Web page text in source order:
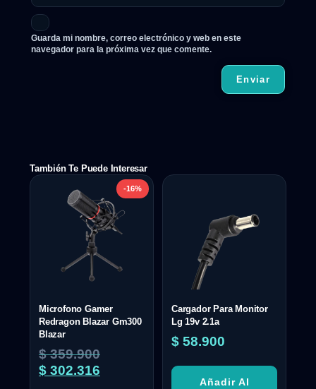
Guarda mi nombre, correo electrónico y web en este
navegador para la próxima vez que comente.
También Te Puede Interesar
-16%
Microfono Gamer
Redragon Blazar Gm300
Blazar
$359.900
$ 302.316
Cargador Para Monitor
Lg 19v 2.1a
$ 58.900
Añadir Al